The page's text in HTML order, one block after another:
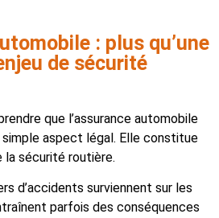
: plus qu’une
de sécurité
que l’assurance automobile
aspect légal. Elle constitue
la sécurité routière.
d’accidents surviennent sur les
parfois des conséquences